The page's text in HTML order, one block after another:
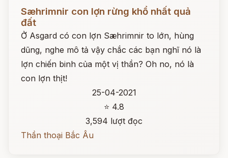
Sæhrimnir con lợn rừng khổ nhất quả
đất
Ở Asgard có con lợn Sæhrimnir to lớn, hùng
dũng, nghe mô tả vậy chắc các bạn nghĩ nó là
lợn chiến binh của một vị thần? Oh no, nó là
con lợn thịt!
25-04-2021
⭐ 4.8
3,594 lượt đọc
Thần thoại Bắc Âu